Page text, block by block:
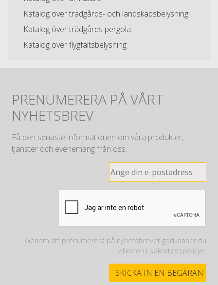
Katalog över trädgårds- och landskapsbelysning
Katalog över trädgårds pergola
Katalog över flygfältsbelysning
PRENUMERERA PÅ VÅRT
NYHETSBREV
Få den senaste informationen om våra produkter,
tjänster och evenemang från oss.
Genom att prenumerera på nyhetsbrevet godkänner du
villkoren i sekretesspolicyn.